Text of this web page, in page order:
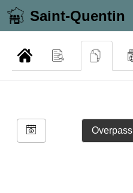
Saint-Quentin
Overpass